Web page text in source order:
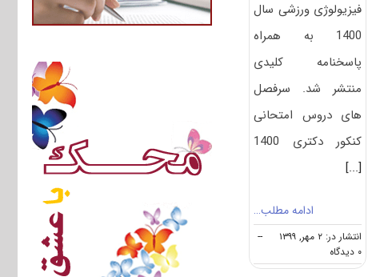
فیزیولوژی ورزشی سال
1400 به همراه
پاسخنامه کلیدی
منتشر شد. سرفصل
های دروس امتحانی
کنکور دکتری 1400
[...]
ادامه مطلب…
انتشار در: ۲ مهر, ۱۳۹۹
--
۰ دیدگاه
on
دانلود